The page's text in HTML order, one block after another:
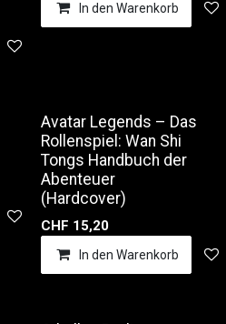
In den Warenkorb
Avatar Legends – Das
Rollenspiel: Wan Shi
Tongs Handbuch der
Abenteuer
(Hardcover)
CHF 15,20
In den Warenkorb